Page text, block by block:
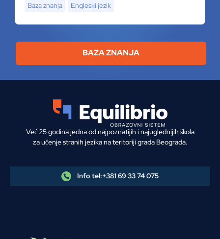
Baza znanja Engleski jezik
BAZA ZNANJA
Već 25 godina jedna od najpoznatijih i najuglednijih škola
za učenje stranih jezika na teritoriji grada Beograda.
Info tel:+381 69 33 74 075